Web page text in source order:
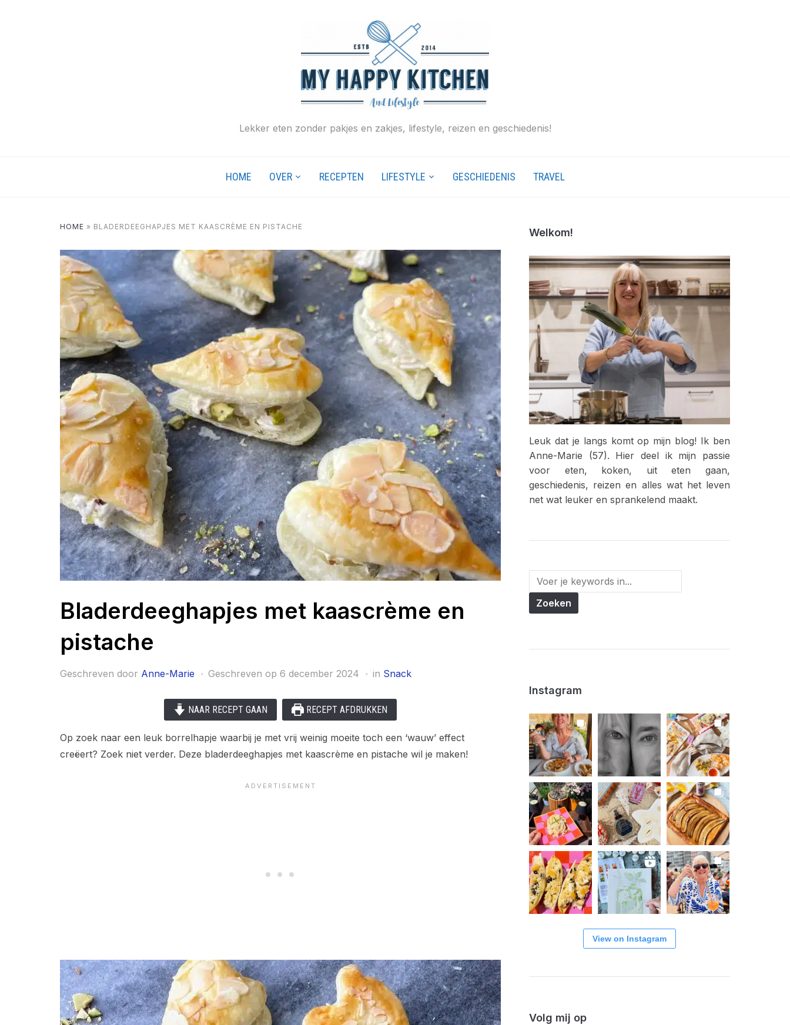
Lekker eten zonder pakjes en zakjes, lifestyle, reizen en geschiedenis!
HOME OVER RECEPTEN LIFESTYLE GESCHIEDENIS TRAVEL
HOME » BLADERDEEGHAPJES MET KAASCRÈME EN PISTACHE
Bladerdeeghapjes met kaascrème en
pistache
Geschreven door Anne-Marie Geschreven op 6 december 2024 in Snack
NAAR RECEPT GAAN RECEPT AFDRUKKEN
Op zoek naar een leuk borrelhapje waarbij je met vrij weinig moeite toch een ‘wauw’ effect
creëert? Zoek niet verder. Deze bladerdeeghapjes met kaascrème en pistache wil je maken!
Welkom!
Leuk dat je langs komt op mijn blog! Ik ben
Anne-Marie (57). Hier deel ik mijn passie
voor eten, koken, uit eten gaan,
geschiedenis, reizen en alles wat het leven
net wat leuker en sprankelend maakt.
Instagram
View on Instagram
Volg mij op